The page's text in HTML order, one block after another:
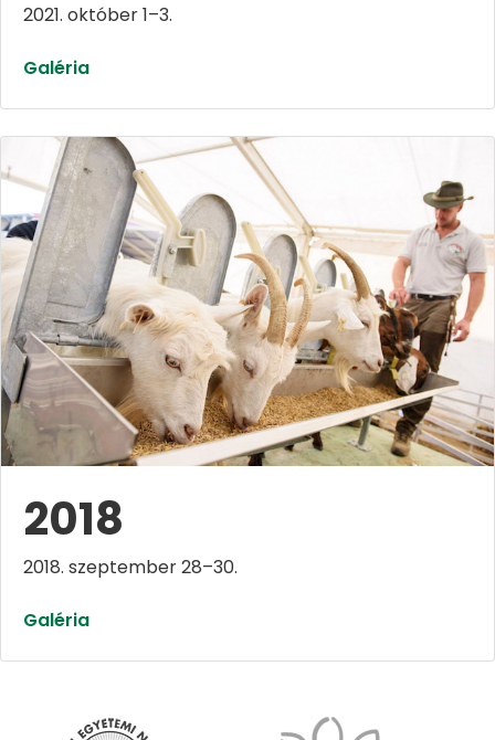
2021. október 1–3.
Galéria
2018
2018. szeptember 28–30.
Galéria